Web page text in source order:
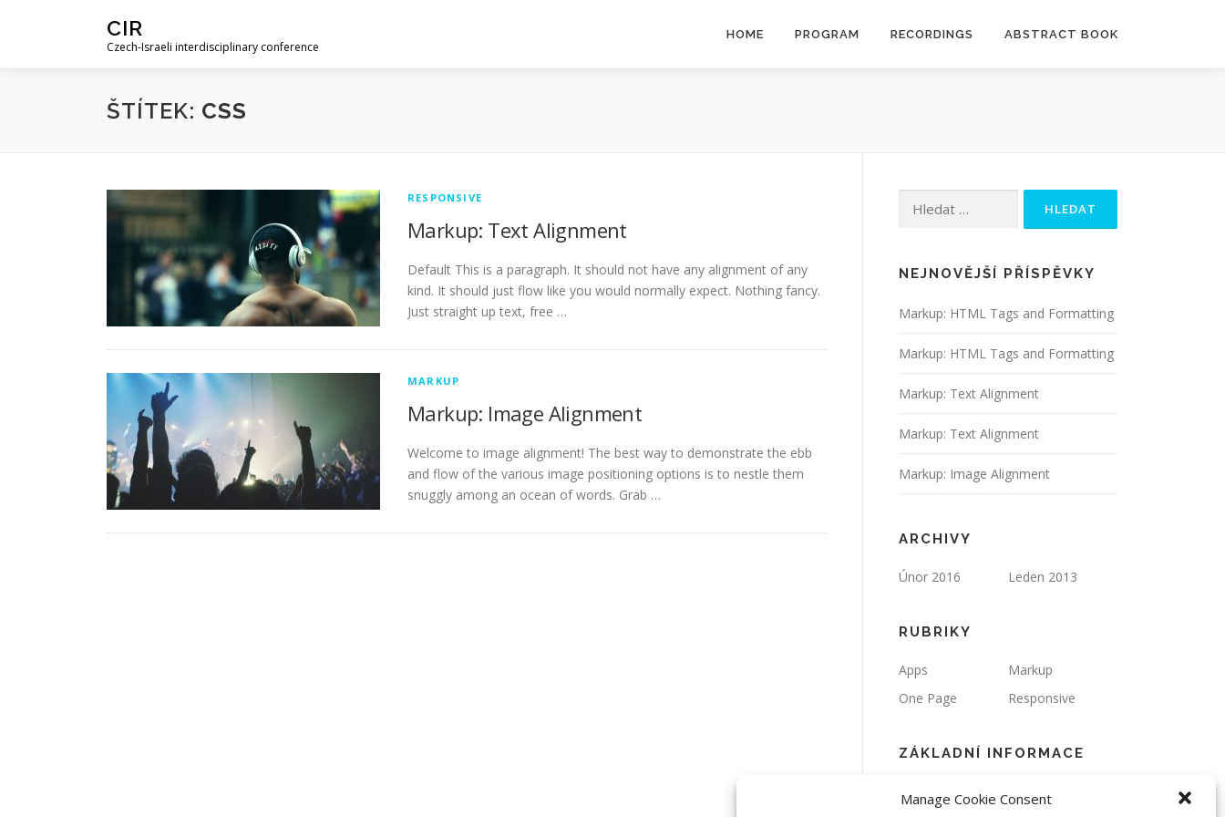
Manage Cookie Consent
CIR
Czech-Israeli interdisciplinary conference
HOME PROGRAM RECORDINGS ABSTRACT BOOK
ŠTÍTEK: CSS
RESPONSIVE
Markup: Text Alignment
Default This is a paragraph. It should not have any alignment of any
kind. It should just flow like you would normally expect. Nothing fancy.
Just straight up text, free …
MARKUP
Markup: Image Alignment
Welcome to image alignment! The best way to demonstrate the ebb
and flow of the various image positioning options is to nestle them
snuggly among an ocean of words. Grab …
NEJNOVĚJŠÍ PŘÍSPĚVKY
Markup: HTML Tags and Formatting
Markup: HTML Tags and Formatting
Markup: Text Alignment
Markup: Text Alignment
Markup: Image Alignment
ARCHIVY
Únor 2016 Leden 2013
RUBRIKY
Apps
Markup
One Page
Responsive
ZÁKLADNÍ INFORMACE
Přihlásit se
Zdroj kanálů